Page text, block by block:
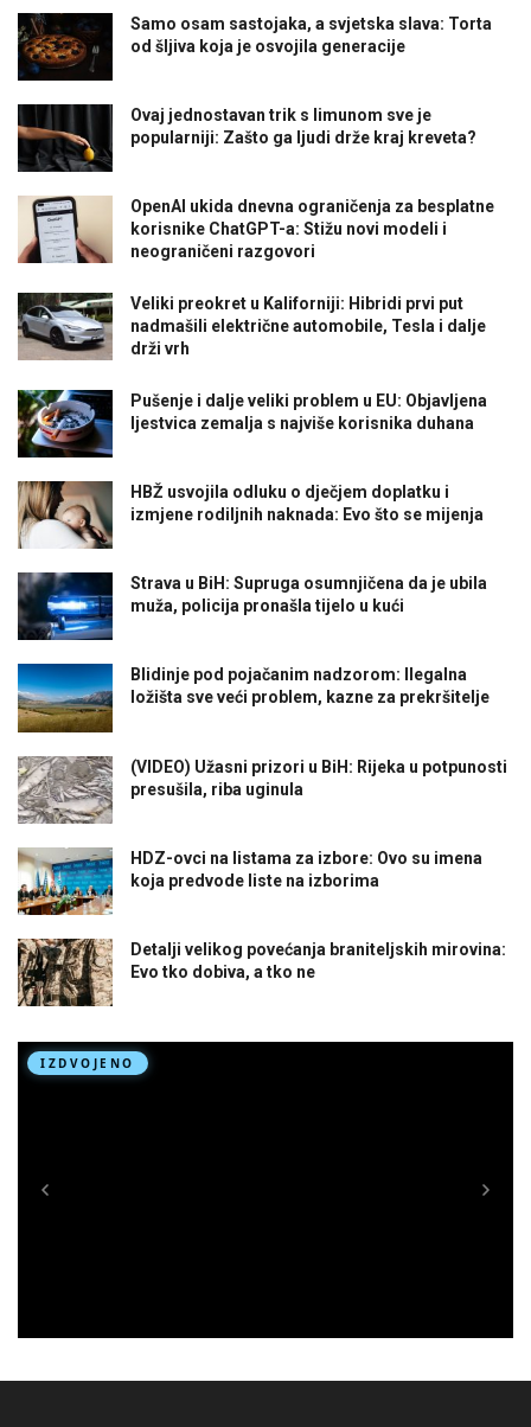
Samo osam sastojaka, a svjetska slava: Torta
od šljiva koja je osvojila generacije
Ovaj jednostavan trik s limunom sve je
popularniji: Zašto ga ljudi drže kraj kreveta?
OpenAI ukida dnevna ograničenja za besplatne
korisnike ChatGPT-a: Stižu novi modeli i
neograničeni razgovori
Veliki preokret u Kaliforniji: Hibridi prvi put
nadmašili električne automobile, Tesla i dalje
drži vrh
Pušenje i dalje veliki problem u EU: Objavljena
ljestvica zemalja s najviše korisnika duhana
HBŽ usvojila odluku o dječjem doplatku i
izmjene rodiljnih naknada: Evo što se mijenja
Strava u BiH: Supruga osumnjičena da je ubila
muža, policija pronašla tijelo u kući
Blidinje pod pojačanim nadzorom: Ilegalna
ložišta sve veći problem, kazne za prekršitelje
(VIDEO) Užasni prizori u BiH: Rijeka u potpunosti
presušila, riba uginula
HDZ-ovci na listama za izbore: Ovo su imena
koja predvode liste na izborima
Detalji velikog povećanja braniteljskih mirovina:
Evo tko dobiva, a tko ne